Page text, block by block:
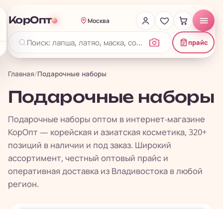
КорОпт Москва
прайс
Главная/Подарочные наборы
Подарочные наборы
Подарочные наборы оптом в интернет-магазине
КорОпт — корейская и азиатская косметика, 320+
позиций в наличии и под заказ. Широкий
ассортимент, честный оптовый прайс и
оперативная доставка из Владивостока в любой
регион.